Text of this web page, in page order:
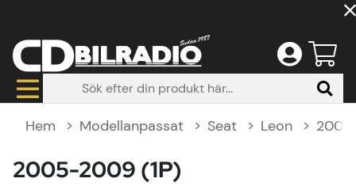
Hem Modellanpassat Seat Leon
2005-2009 (1P)